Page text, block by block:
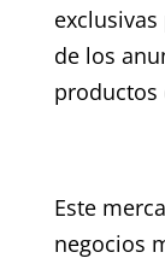
de los
productos
Este
negocios